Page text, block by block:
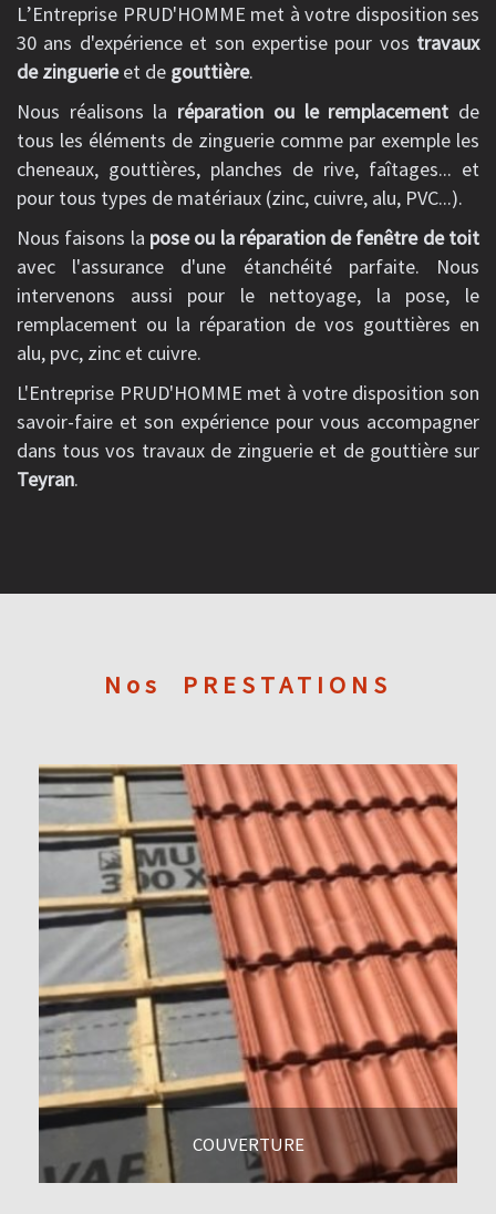
L’Entreprise PRUD'HOMME met à votre disposition ses
30 ans d'expérience et son expertise pour vos travaux
de zinguerieet de gouttière.
Nous réalisons la réparation ou le remplacement de
tous les éléments de zinguerie comme par exemple les
cheneaux, gouttières, planches de rive, faîtages... et
pour tous types de matériaux (zinc, cuivre, alu, PVC...).
Nous faisons la pose ou la réparation de fenêtre de toit
avec l'assurance d'une étanchéité parfaite. Nous
intervenons aussi pour le nettoyage, la pose, le
remplacement ou la réparation de vos gouttières en
alu, pvc, zinc et cuivre.
L'Entreprise PRUD'HOMME met à votre disposition son
savoir-faire et son expérience pour vous accompagner
dans tous vos travaux de zinguerie et de gouttière sur
Teyran.
Nos PRESTATIONS
COUVERTURE